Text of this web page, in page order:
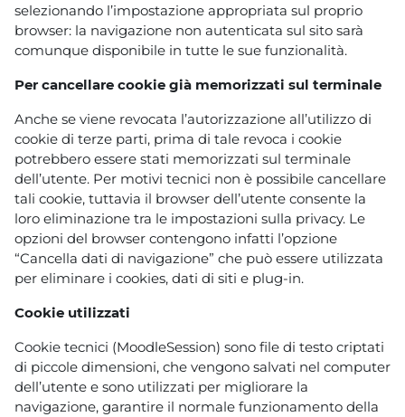
selezionando l’impostazione appropriata sul proprio
browser: la navigazione non autenticata sul sito sarà
comunque disponibile in tutte le sue funzionalità.
Per cancellare cookie già memorizzati sul terminale
Anche se viene revocata l’autorizzazione all’utilizzo di
cookie di terze parti, prima di tale revoca i cookie
potrebbero essere stati memorizzati sul terminale
dell’utente. Per motivi tecnici non è possibile cancellare
tali cookie, tuttavia il browser dell’utente consente la
loro eliminazione tra le impostazioni sulla privacy. Le
opzioni del browser contengono infatti l’opzione
“Cancella dati di navigazione” che può essere utilizzata
per eliminare i cookies, dati di siti e plug-in.
Cookie utilizzati
Cookie tecnici (MoodleSession) sono file di testo criptati
di piccole dimensioni, che vengono salvati nel computer
dell’utente e sono utilizzati per migliorare la
navigazione, garantire il normale funzionamento della